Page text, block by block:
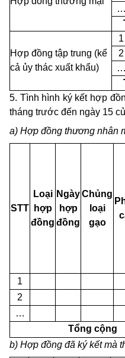
…
Hợp đồng tập trung (kể
cả ủy thác xuất khẩu)
1
2
…
5. Tình hình ký kết hợp
tháng trước đến ngày 15
a) Hợp đồng thương nhân
STT
Loại
hợp
đồng
Ngày
hợp
đồng
Chủng
loại
gạo
1
2
…
Tổng cộng
b) Hợp đồng đã ký kết mà